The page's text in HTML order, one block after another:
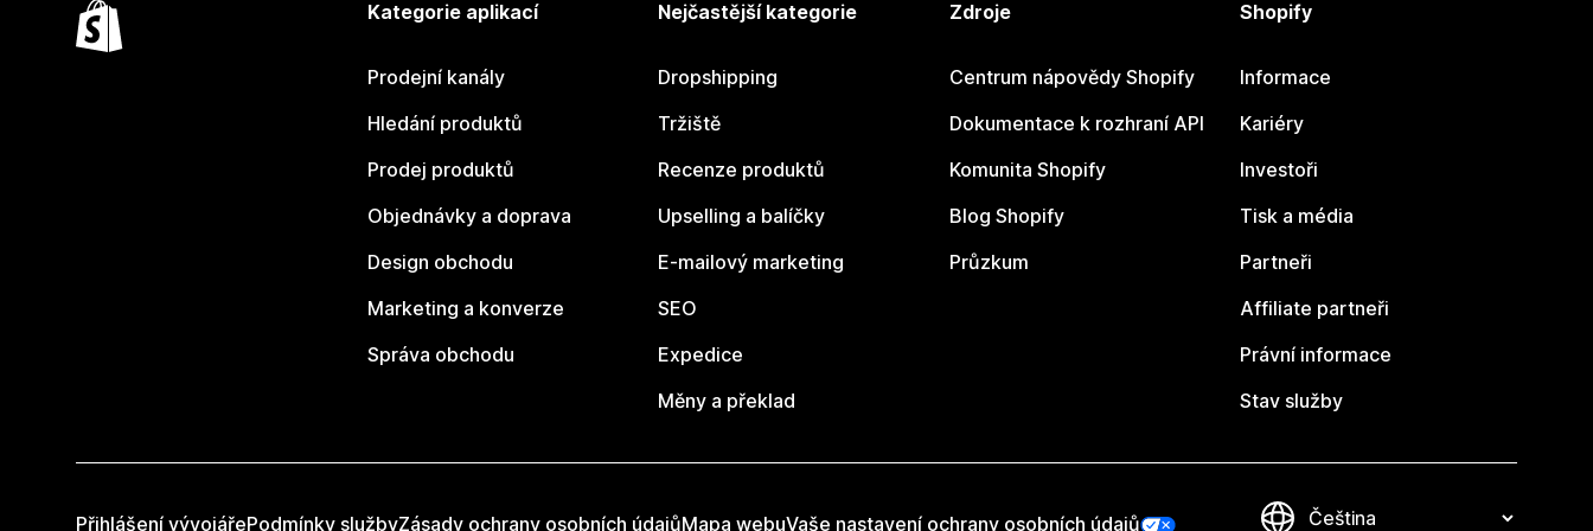
Kategorie aplikací
Prodejní kanály
Hledání produktů
Prodej produktů
Objednávky a doprava
Design obchodu
Marketing a konverze
Správa obchodu
Nejčastější kategorie
Dropshipping
Tržiště
Recenze produktů
Upselling a balíčky
E-mailový marketing
SEO
Expedice
Měny a překlad
Zdroje
Centrum nápovědy Shopify
Dokumentace k rozhraní API
Komunita Shopify
Blog Shopify
Průzkum
Shopify
Informace
Kariéry
Investoři
Tisk a média
Partneři
Affiliate partneři
Právní informace
Stav služby
Přihlášení vývojářePodmínky službyZásady ochrany osobních údajůMapa webuVaše nastavení ochrany osobních údajů